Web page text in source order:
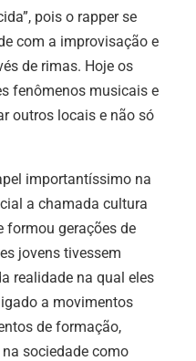
pois o rapper se
com a improvisação e
de rimas. Hoje os
fenômenos musicais e
outros locais e não só
importantíssimo na
a chamada cultura
formou gerações de
jovens tivessem
realidade na qual eles
a movimentos
de formação,
sociedade como